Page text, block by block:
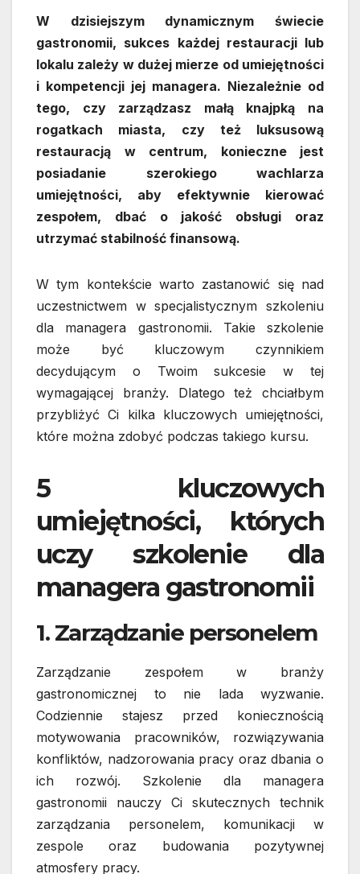
W dzisiejszym dynamicznym świecie
gastronomii, sukces każdej restauracji lub
lokalu zależy w dużej mierze od umiejętności
i kompetencji jej managera. Niezależnie od
tego, czy zarządzasz małą knajpką na
rogatkach miasta, czy też luksusową
restauracją w centrum, konieczne jest
posiadanie szerokiego wachlarza
umiejętności, aby efektywnie kierować
zespołem, dbać o jakość obsługi oraz
utrzymać stabilność finansową.
W tym kontekście warto zastanowić się nad
uczestnictwem w specjalistycznym szkoleniu
dla managera gastronomii. Takie szkolenie
może być kluczowym czynnikiem
decydującym o Twoim sukcesie w tej
wymagającej branży. Dlatego też chciałbym
przybliżyć Ci kilka kluczowych umiejętności,
które można zdobyć podczas takiego kursu.
5 kluczowych
umiejętności, których
uczy szkolenie dla
managera gastronomii
1. Zarządzanie personelem
Zarządzanie zespołem w branży
gastronomicznej to nie lada wyzwanie.
Codziennie stajesz przed koniecznością
motywowania pracowników, rozwiązywania
konfliktów, nadzorowania pracy oraz dbania o
ich rozwój. Szkolenie dla managera
gastronomii nauczy Ci skutecznych technik
zarządzania personelem, komunikacji w
zespole oraz budowania pozytywnej
atmosfery pracy.